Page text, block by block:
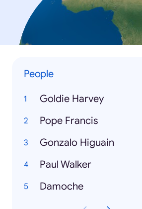
People
Goldie Harvey
Pope Francis
Gonzalo Higuain
Paul Walker
Damoche